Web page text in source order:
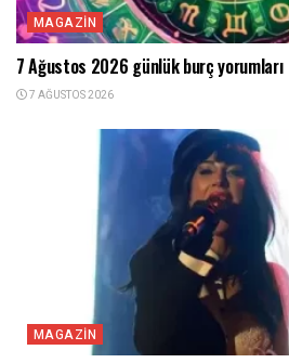
MAGAZIN
7 Ağustos 2026 günlük burç yorumları
7 AĞUSTOS 2026
MAGAZIN